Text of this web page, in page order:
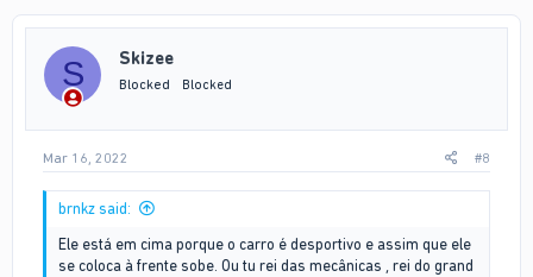
S Skizee
Blocked Blocked
Mar 16, 2022 #8
brnkz said:
Ele está em cima porque o carro é desportivo e assim que ele
se coloca à frente sobe. Ou tu rei das mecânicas , rei do grand